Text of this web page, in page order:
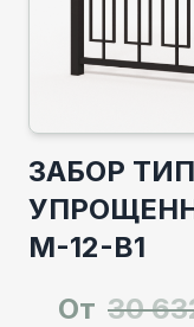
ЗАБОР
М-12-В1
От 30